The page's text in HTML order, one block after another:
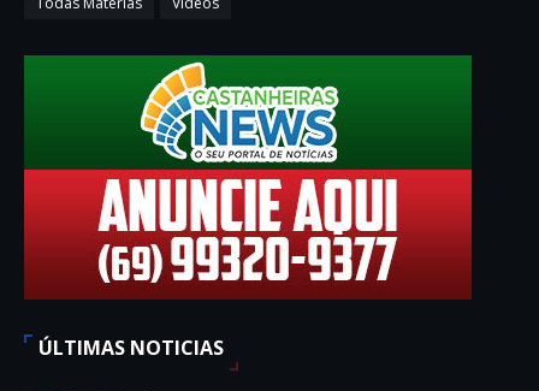
ÚLTIMAS NOTICIAS